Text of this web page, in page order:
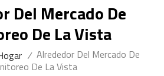
Del Mercado De
De La Vista
/ Alrededor Del Mercado De
De La Vista